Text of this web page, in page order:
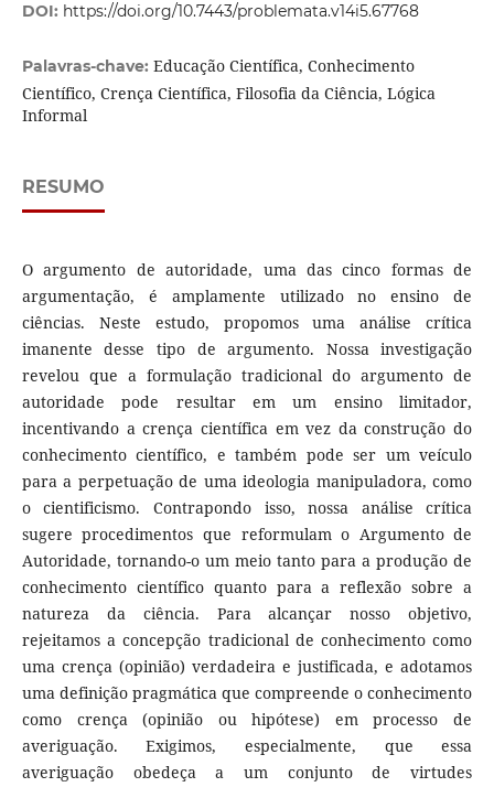
DOI: https://doi.org/10.7443/problemata.v14i5.67768
Palavras-chave: Educação Científica, Conhecimento
Científico, Crença Científica, Filosofia da Ciência, Lógica
Informal
RESUMO
O argumento de autoridade, uma das cinco formas de
argumentação, é amplamente utilizado no ensino de
ciências. Neste estudo, propomos uma análise crítica
imanente desse tipo de argumento. Nossa investigação
revelou que a formulação tradicional do argumento de
autoridade pode resultar em um ensino limitador,
incentivando a crença científica em vez da construção do
conhecimento científico, e também pode ser um veículo
para a perpetuação de uma ideologia manipuladora, como
o cientificismo. Contrapondo isso, nossa análise crítica
sugere procedimentos que reformulam o Argumento de
Autoridade, tornando-o um meio tanto para a produção de
conhecimento científico quanto para a reflexão sobre a
natureza da ciência. Para alcançar nosso objetivo,
rejeitamos a concepção tradicional de conhecimento como
uma crença (opinião) verdadeira e justificada, e adotamos
uma definição pragmática que compreende o conhecimento
como crença (opinião ou hipótese) em processo de
averiguação. Exigimos, especialmente, que essa
averiguação obedeça a um conjunto de virtudes